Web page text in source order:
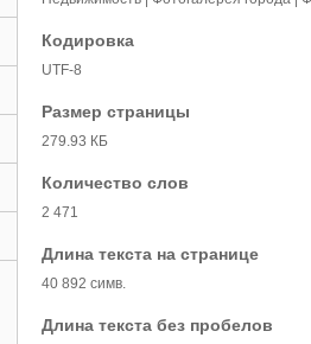
Кодировка
UTF-8
Размер страницы
279.93 КБ
Количество слов
2 471
Длина текста на странице
40 892 симв.
Длина текста без пробелов